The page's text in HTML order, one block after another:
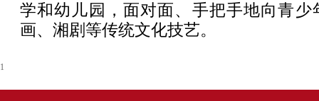
学和幼儿园，面对面、手把手地向青少
画、湘剧等传统文化技艺。
1